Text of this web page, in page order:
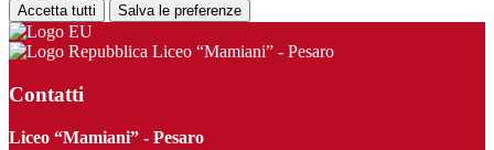
Accetta tutti Salva le preferenze
Liceo “Mamiani” - Pesaro
Contatti
Liceo “Mamiani” - Pesaro